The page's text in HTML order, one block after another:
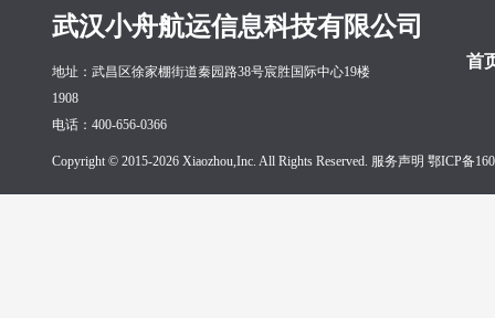
武汉小舟航运信息科技有限公司
首
地址：武昌区徐家棚街道秦园路38号宸胜国际中心19楼
1908
电话：400-656-0366
Copyright © 2015-2026 Xiaozhou,Inc. All Rights Reserved. 服务声明 鄂ICP备